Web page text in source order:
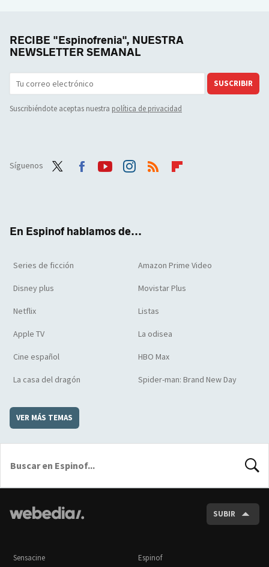
RECIBE "Espinofrenia", NUESTRA
NEWSLETTER SEMANAL
SUSCRIBIR
Suscribiéndote aceptas nuestra política de privacidad
Síguenos
En Espinof hablamos de...
Series de ficción Amazon Prime Video
Disney plus Movistar Plus
Netflix Listas
Apple TV La odisea
Cine español HBO Max
La casa del dragón Spider-man: Brand New Day
VER MÁS TEMAS
SUBIR
Sensacine Espinof